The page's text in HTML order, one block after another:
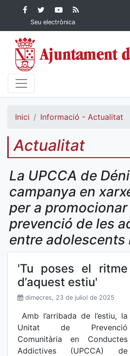
Contingut principalFacebook
Ajuntament de Dénia
Twitter
Ajuntament de
Dénia
YouTube
Ajuntament
de Dénia
Ajuntament
Seu electrònica
Inici Informació - Actualitat
Actualitat
La UPCCA de
campanya en
per a
prevenció de les
entre adolescents
'Tu poses el ritme
d’aquest estiu'
dimecres, 23 de juliol de 2025
Amb l’arribada de l’estiu, la
Unitat de Prevenció
Comunitària en Conductes
Addictives (UPCCA) de